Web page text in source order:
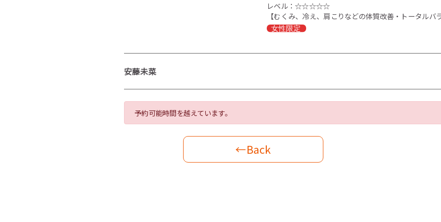
レベル：☆☆☆☆☆
【むくみ、冷え、肩こりなどの体質改善・トータルバ
安藤未菜
予約可能時間を越えています。
←Back